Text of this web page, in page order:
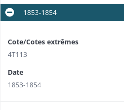
1853-1854
Cote/Cotes extrêmes
4T113
Date
1853-1854